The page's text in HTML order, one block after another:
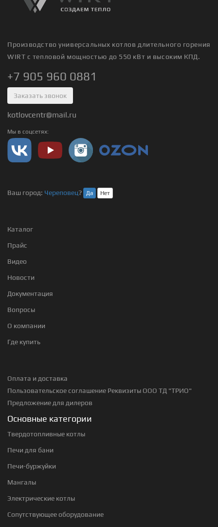
Производство универсальных котлов длительного горения
WIRT с тепловой мощностью до 550 кВт и высоким КПД.
+7 905 960 0881
Заказать звонок
kotlovcentr@mail.ru
Мы в соцсетях:
Ваш город: Череповец? Да Нет
Каталог
Прайс
Видео
Новости
Документация
Вопросы
О компании
Где купить
Оплата и доставка
Пользовательское соглашение Реквизиты ООО ТД "ТРИО"
Предложение для дилеров
Основные категории
Твердотопливные котлы
Печи для бани
Печи-буржуйки
Мангалы
Электрические котлы
Сопутствующее оборудование